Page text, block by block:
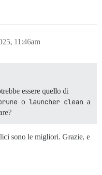
11:46am
essere quello di
o launcher clean a
sono le migliori. Grazie, e